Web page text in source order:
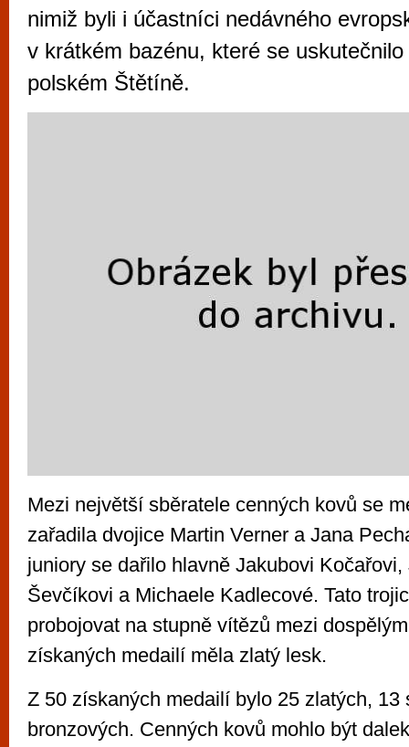
nimiž byli i účastníci nedávného
v krátkém bazénu, které se
polském Štětíně.
Mezi největší sběratele cenných kovů se
zařadila dvojice Martin Verner a Jana
juniory se dařilo hlavně Jakubovi Kočařovi,
Ševčíkovi a Michaele Kadlecové. Tato
probojovat na stupně vítězů mezi
získaných medailí měla zlatý lesk.
Z 50 získaných medailí bylo 25 zlatých, 13
bronzových. Cenných kovů mohlo být